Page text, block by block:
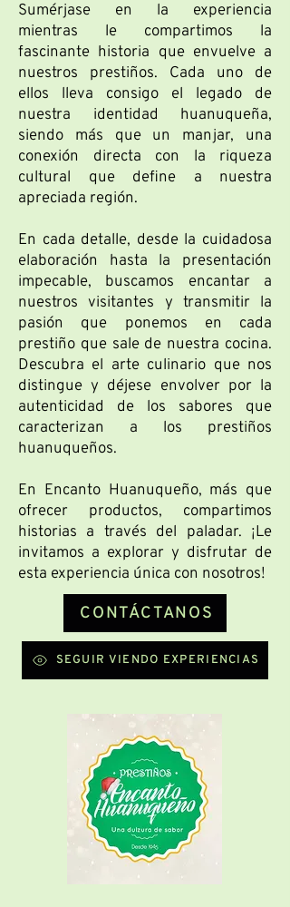
Sumérjase en la experiencia
mientras le compartimos la
fascinante historia que envuelve a
nuestros prestiños. Cada uno de
ellos lleva consigo el legado de
nuestra identidad huanuqueña,
siendo más que un manjar, una
conexión directa con la riqueza
cultural que define a nuestra
apreciada región.
En cada detalle, desde la cuidadosa
elaboración hasta la presentación
impecable, buscamos encantar a
nuestros visitantes y transmitir la
pasión que ponemos en cada
prestiño que sale de nuestra cocina.
Descubra el arte culinario que nos
distingue y déjese envolver por la
autenticidad de los sabores que
caracterizan a los prestiños
huanuqueños.
En Encanto Huanuqueño, más que
ofrecer productos, compartimos
historias a través del paladar. ¡Le
invitamos a explorar y disfrutar de
esta experiencia única con nosotros!
CONTÁCTANOS
SEGUIR VIENDO EXPERIENCIAS